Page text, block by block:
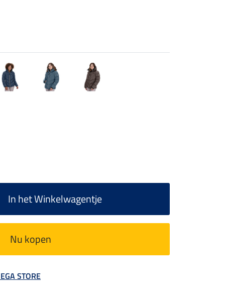
In het Winkelwagentje
Nu kopen
STORE